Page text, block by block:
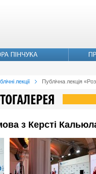
лекції Публічна лекція
з Керсті